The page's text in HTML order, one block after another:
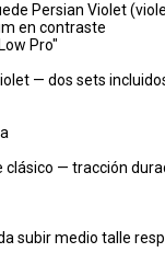
Persian Violet
en contraste
Pro"
— dos sets
clásico — tracción
subir medio talle